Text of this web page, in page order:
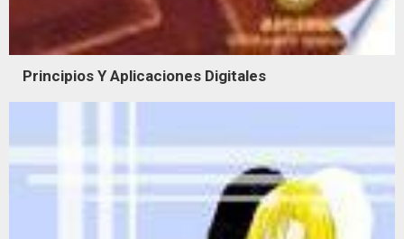
Principios Y Aplicaciones Digitales